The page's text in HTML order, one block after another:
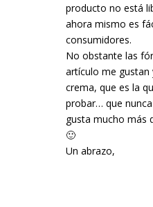
producto no está
ahora mismo es
consumidores.
No obstante las
artículo me gustan
crema, que es la
probar… que
gusta mucho más
🙂
Un abrazo,